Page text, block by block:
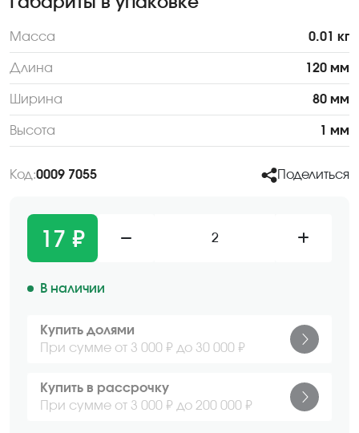
Масса 0.01 кг
Длина 120 мм
Ширина 80 мм
Высота 1 мм
Код:0009 7055 Поделиться
17 ₽ 2
В наличии
Купить долями
При сумме от 3 000 ₽ до 30 000 ₽
Купить в рассрочку
При сумме от 3 000 ₽ до 200 000 ₽